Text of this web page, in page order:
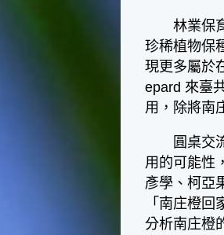
林業保育
珍稀植物保
現更多屬於
epard 來臺
用，除將南
圓桌交流
用的可能性
彥學、柯亞
「南庄橙
分析南庄橙